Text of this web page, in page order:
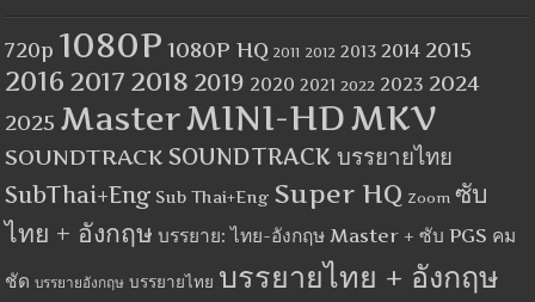
720p 1080P 1080P HQ 2011 2012 2013 2014 2015
2016 2017 2018 2019 2020 2021 2022 2023 2024
2025 MasterMINI-HDMKV
SOUNDTRACK SOUNDTRACK บรรยายไทย
SubThai+Eng Sub Thai+Eng Super HQ Zoom ซับ
ไทย + อังกฤษ บรรยาย: ไทย-อังกฤษ Master + ซับ PGS คม
ชัด บรรยายอังกฤษ บรรยายไทย บรรยายไทย + อังกฤษ